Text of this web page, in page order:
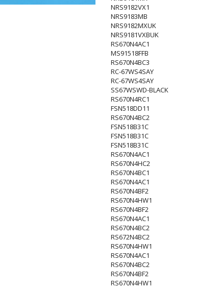
NRS9182VX1
NRS9183MB
NRS9182MXUK
NRS9181VXBUK
RS670N4AC1
MS91518FFB
RS670N4BC3
RC-67WS4SAY
RC-67WS4SAY
SS67WSWD-BLACK
RS670N4RC1
FSN518DD11
RS670N4BC2
FSN518B31C
FSN518B31C
FSN518B31C
RS670N4AC1
RS670N4HC2
RS670N4BC1
RS670N4AC1
RS670N4BF2
RS670N4HW1
RS670N4BF2
RS670N4AC1
RS670N4BC2
RS672N4BC2
RS670N4HW1
RS670N4AC1
RS670N4BC2
RS670N4BF2
RS670N4HW1